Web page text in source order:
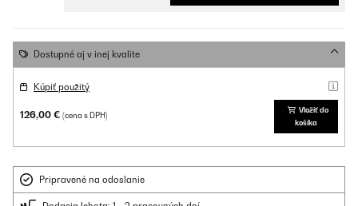
Dostupné aj v inej kvalite
Kúpiť použitý
126,00 € (cena s DPH)
Vložiť do
košíka
Pripravené na odoslanie